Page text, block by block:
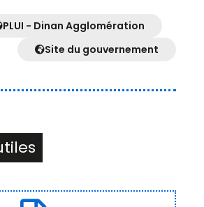
PLUI - Dinan Agglomération
Site du gouvernement